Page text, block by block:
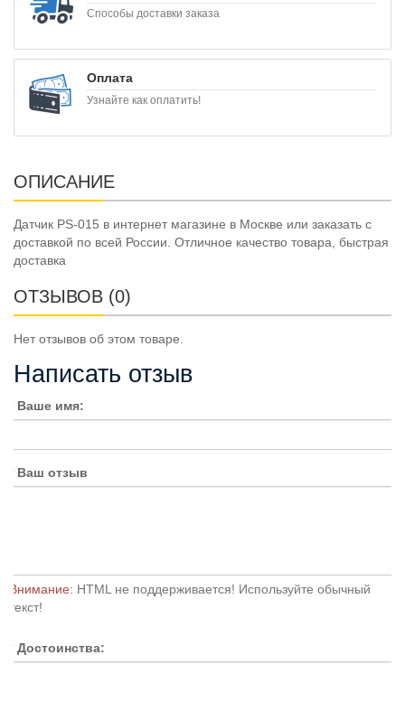
Способы доставки заказа
Оплата
Узнайте как оплатить!
ОПИСАНИЕ
Датчик PS-015 в интернет магазине в Москве или заказать с
доставкой по всей России. Отличное качество товара, быстрая
доставка
ОТЗЫВОВ (0)
Нет отзывов об этом товаре.
Написать отзыв
Ваше имя:
Ваш отзыв
Внимание: HTML не поддерживается! Используйте обычный
текст!
Достоинства: